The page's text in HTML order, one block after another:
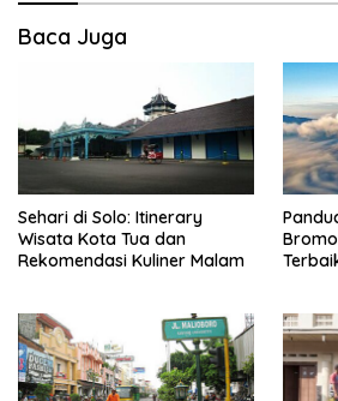
Baca Juga
Sehari di Solo: Itinerary
Wisata Kota Tua dan
Rekomendasi Kuliner Malam